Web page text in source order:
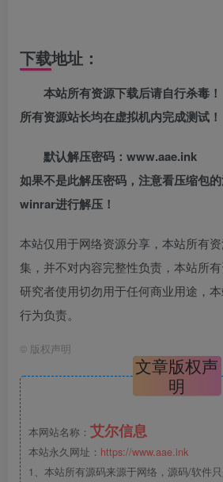
下载地址：
本站所有资源下载后请自行杀毒！
所有资源站长均在虚拟机内完成测试！
默认解压密码：www.aae.ink
如果不是此解压密码，注意看压缩包
winrar进行解压！
本站仅用于网络资源分享，本站所有
集，并不对内容完整性负责，本站所
研究者使用切勿用于任何商业用途，
行为负责。
© 版权声明
文章版权声
明
本网站名称： 艾尔信息
本站永久网址： https://www.aae.ink
1、本站所有源码来源于网络，源码/软件